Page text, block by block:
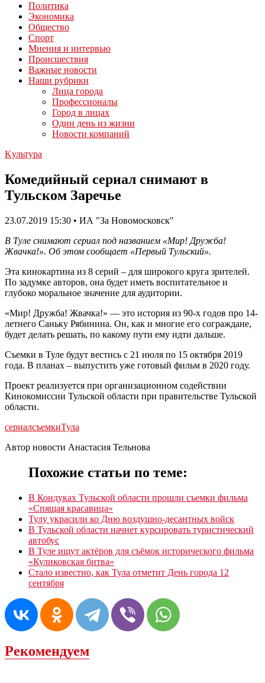
Политика
Экономика
Общество
Спорт
Мнения и интервью
Происшествия
Важные новости
Наши рубрики
Лица города
Профессионалы
Город в лицах
Один день из жизни
Новости компаний
Kультура
Комедийный сериал снимают в
Тульском Заречье
23.07.2019 15:30 • ИА "За Новомосковск"
В Туле снимают сериал под названием «Мир! Дружба!
Жвачка!». Об этом сообщает «Первый Тульский».
Эта кинокартина из 8 серий – для широкого круга зрителей.
По задумке авторов, она будет иметь воспитательное и
глубоко моральное значение для аудитории.
«Мир! Дружба! Жвачка!» — это история из 90-х годов про 14-
летнего Саньку Рябинина. Он, как и многие его сограждане,
будет делать решать, по какому пути ему идти дальше.
Съемки в Туле будут вестись с 21 июля по 15 октября 2019
года. В планах – выпустить уже готовый фильм в 2020 году.
Проект реализуется при организационном содействии
Кинокомиссии Тульской области при правительстве Тульской
области.
сериалсъемкиТула
Автор новости Анастасия Тельнова
Похожие статьи по теме:
В Кондуках Тульской области прошли съемки фильма
«Спящая красавица»
Тулу украсили ко Дню воздушно-десантных войск
В Тульской области начнет курсировать туристический
автобус
В Туле ищут актёров для съёмок исторического фильма
«Куликовская битва»
Стало известно, как Тула отметит День города 12
сентября
Рекомендуем